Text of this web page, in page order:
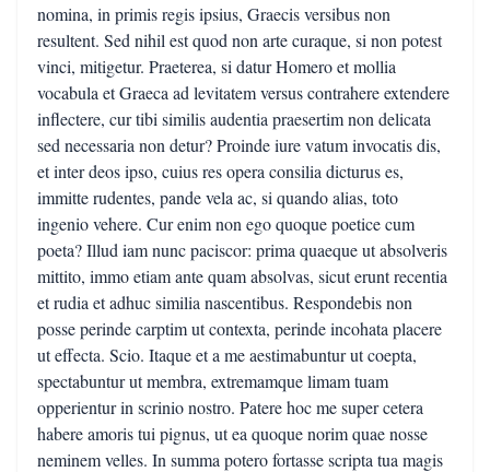
nomina, in primis regis ipsius, Graecis versibus non
resultent. Sed nihil est quod non arte curaque, si non potest
vinci, mitigetur. Praeterea, si datur Homero et mollia
vocabula et Graeca ad levitatem versus contrahere extendere
inflectere, cur tibi similis audentia praesertim non delicata
sed necessaria non detur? Proinde iure vatum invocatis dis,
et inter deos ipso, cuius res opera consilia dicturus es,
immitte rudentes, pande vela ac, si quando alias, toto
ingenio vehere. Cur enim non ego quoque poetice cum
poeta? Illud iam nunc paciscor: prima quaeque ut absolveris
mittito, immo etiam ante quam absolvas, sicut erunt recentia
et rudia et adhuc similia nascentibus. Respondebis non
posse perinde carptim ut contexta, perinde incohata placere
ut effecta. Scio. Itaque et a me aestimabuntur ut coepta,
spectabuntur ut membra, extremamque limam tuam
opperientur in scrinio nostro. Patere hoc me super cetera
habere amoris tui pignus, ut ea quoque norim quae nosse
neminem velles. In summa potero fortasse scripta tua magis